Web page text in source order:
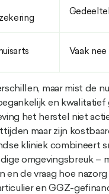
Vaak nee
maar mist de
en
het herstel niet
maar zijn
kliniek combineert
omgevingsbreuk –
en de vraag hoe
en GGZ-